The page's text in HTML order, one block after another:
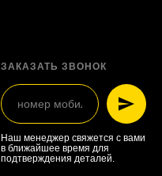
ЗАКАЗАТЬ ЗВОНОК
Наш менеджер свяжется с вами
в ближайшее время для
подтверждения деталей.